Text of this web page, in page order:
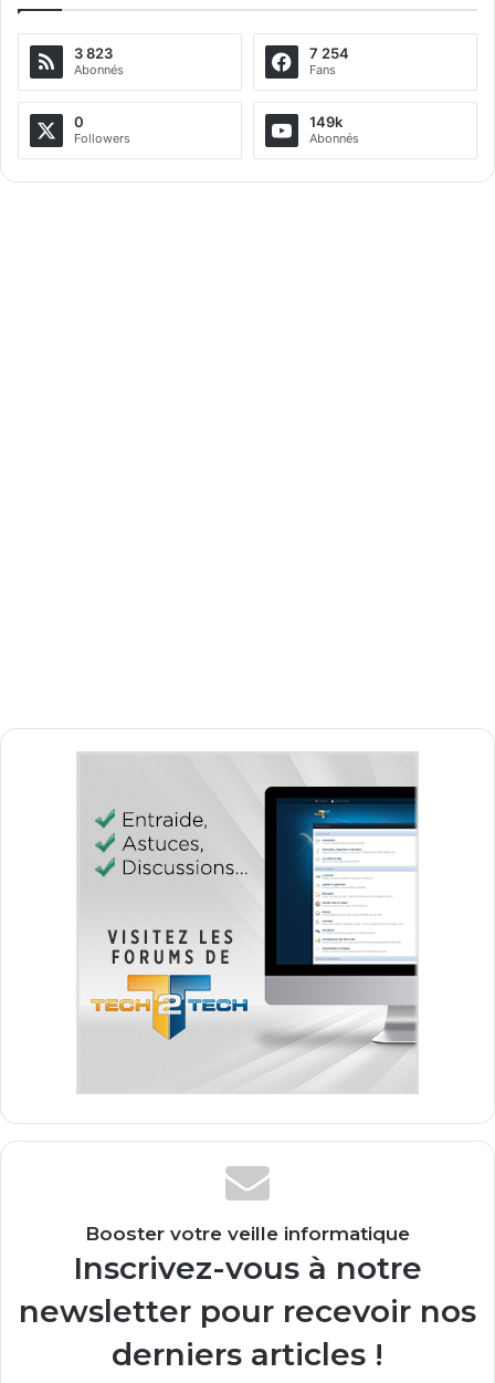
3 823
Abonnés
7 254
Fans
0
Followers
149k
Abonnés
Booster votre veille informatique
Inscrivez-vous à notre
newsletter pour recevoir nos
derniers articles !